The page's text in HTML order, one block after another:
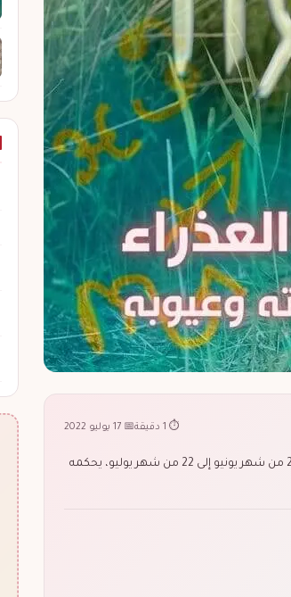
⏱ 1 دقيقة 📅 17 يوليو 2022
يعد برج العذراء هو سادس برج من الأبراج الفلكية الاثني عشر من دائرة البروج، ويولد أصحاب العذراء من تاريخ 23 من شهر يونيو إلى 22 من شهر يوليو، يحكمه